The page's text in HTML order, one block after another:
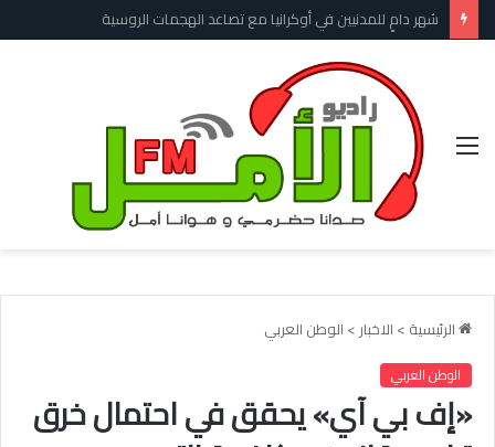
القائمة
الرئيسية > الاخبار > الوطن العربي
الوطن العربي
«إف بي آي» يحقق في احتمال خرق